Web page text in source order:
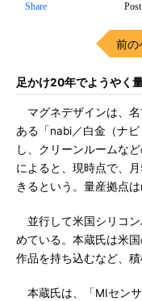
Share Post
前の
足かけ20年でようやく
マグネデザインは、名
ある「nabi／白金（ナ
し、クリーンルームな
によると、現時点で、
きるという。量産拠点
並行して米国シリコン
めている。本蔵氏は米
作品を持ち込むなど、
本蔵氏は、「MIセン